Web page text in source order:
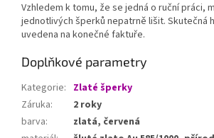
Vzhledem k tomu, že se jedná o ruční práci,
jednotlivých šperků nepatrně lišit. Skutečná
uvedena na konečné faktuře.
Doplňkové parametry
Kategorie: Zlaté šperky
Záruka:
2 roky
barva:
zlatá, červená